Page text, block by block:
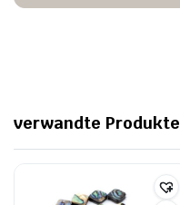
verwandte Produkte